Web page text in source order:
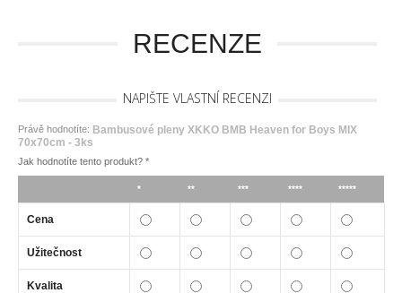
RECENZE
NAPIŠTE VLASTNÍ RECENZI
Právě hodnotíte: Bambusové pleny XKKO BMB Heaven for Boys MIX
70x70cm - 3ks
Jak hodnotíte tento produkt? *
* ** *** **** *****
Cena
Užitečnost
Kvalita